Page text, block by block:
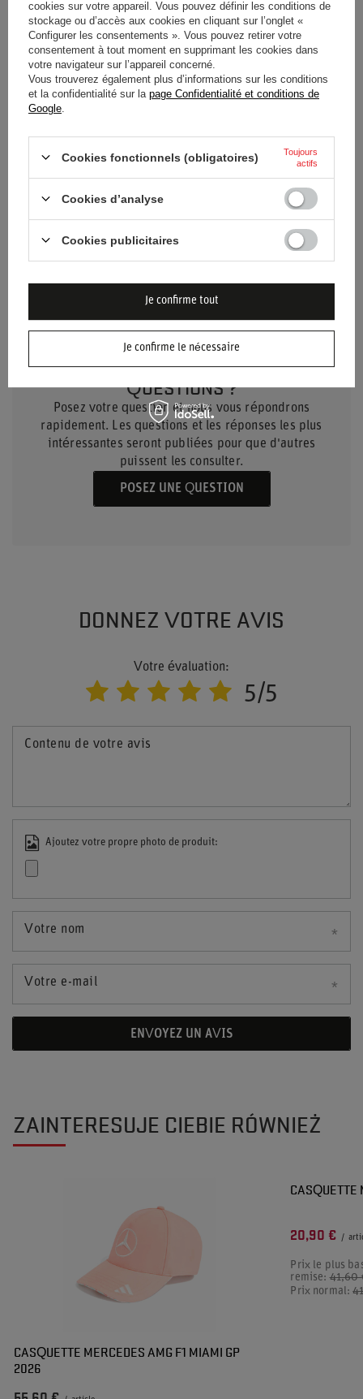
Catégorie Casquettes de baseball
Couleur Vert
Groupe d'âge Adultes
Marque
Mercedes AMG Petronas F1
Team
Genre
Matériel
BESOIN D'AIDE ? AVEZ-VOUS DES
QUESTIONS ?
Posez votre question et nous vous répondrons
rapidement. Les questions et les réponses les plus
intéressantes seront publiées pour que d'autres
puissent les consulter.
POSEZ UNE QUESTION
DONNEZ VOTRE AVIS
Votre évaluation:
5/5
Contenu de votre avis
Ajoutez votre propre photo de produit:
Votre nom
Votre e-mail
ENVOYEZ UN AVIS
ZAINTERESUJE CIEBIE RÓWNIEŻ
CASQUETTE MERCEDES AMG F1 MIAMI GP
2026
CASQUETTE
20,90 € /
Prix le plus
remise:41,60
Prix normal:
cookies sur votre appareil. Vous pouvez définir les conditions de
stockage ou d’accès aux cookies en cliquant sur l’onglet «
Configurer les consentements ». Vous pouvez retirer votre
consentement à tout moment en supprimant les cookies dans
votre navigateur sur l’appareil concerné.
Vous trouverez également plus d’informations sur les conditions
et la confidentialité sur la page Confidentialité et conditions de
Google
Cookies fonctionnels (obligatoires)
Toujours
actifs
Cookies d’analyse
Cookies publicitaires
Je confirme le nécessaire
Je confirme tout